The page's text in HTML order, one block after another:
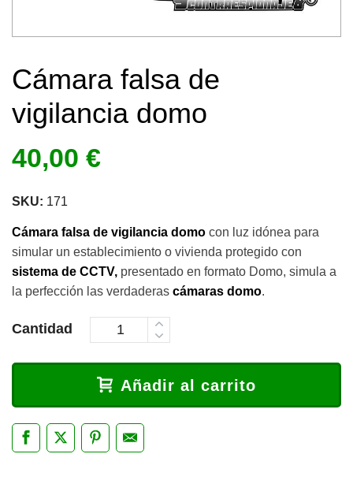
Cámara falsa de
vigilancia domo
40,00 €
SKU: 171
Cámara falsa de vigilancia domo con luz idónea para
simular un establecimiento o vivienda protegido con
sistema de CCTV, presentado en formato Domo, simula a
la perfección las verdaderas cámaras domo.
Cantidad
Añadir al carrito